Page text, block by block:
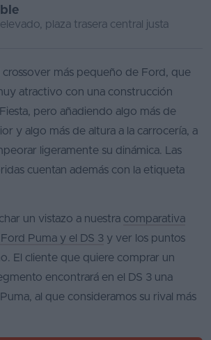
plaza trasera central justa
crossover más pequeño de Ford, que
atractivo con una construcción
pero añadiendo algo más de
y algo más de altura a la carrocería, a
ligeramente su dinámica. Las
cuentan además con la etiqueta
un vistazo a nuestra comparativa
Puma y el DS 3 y ver los puntos
El cliente que quiere comprar un
encontrará en el DS 3 una
al que consideramos su rival más